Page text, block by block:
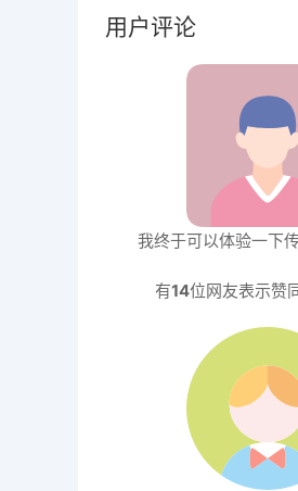
用户评论
我终于可以体验一下
有14位网友表示赞同